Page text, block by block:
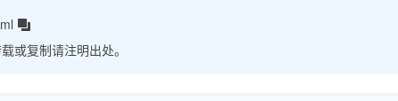
或复制请注明出处。